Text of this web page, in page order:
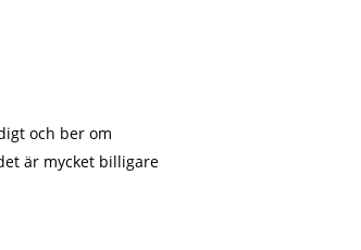
och ber om
är mycket billigare